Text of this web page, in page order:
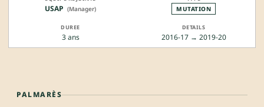
USAP (Manager) MUTATION
3 ans 2016-17 → 2019-20
PALMARÈS